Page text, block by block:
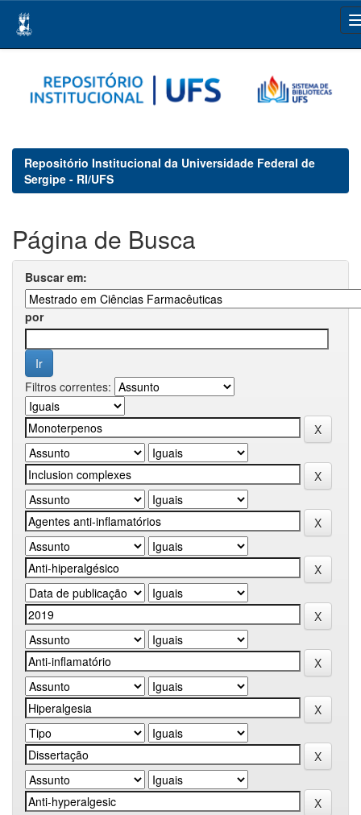
navigation
Repositório Institucional da Universidade Federal de
Sergipe - RI/UFS
Página de Busca
Buscar em:
por
Filtros correntes: